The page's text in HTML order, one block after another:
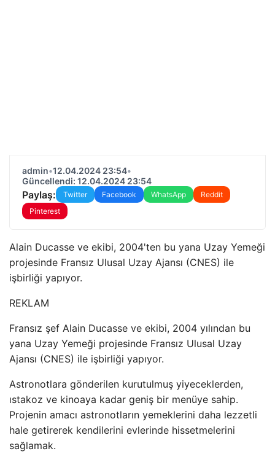
admin•12.04.2024 23:54•
Güncellendi: 12.04.2024 23:54
Paylaş: Twitter Facebook WhatsApp
Reddit
Pinterest
Alain Ducasse ve ekibi, 2004'ten bu yana Uzay Yemeği
projesinde Fransız Ulusal Uzay Ajansı (CNES) ile
işbirliği yapıyor.
REKLAM
Fransız şef Alain Ducasse ve ekibi, 2004 yılından bu
yana Uzay Yemeği projesinde Fransız Ulusal Uzay
Ajansı (CNES) ile işbirliği yapıyor.
Astronotlara gönderilen kurutulmuş yiyeceklerden,
ıstakoz ve kinoaya kadar geniş bir menüye sahip.
Projenin amacı astronotların yemeklerini daha lezzetli
hale getirerek kendilerini evlerinde hissetmelerini
sağlamak.